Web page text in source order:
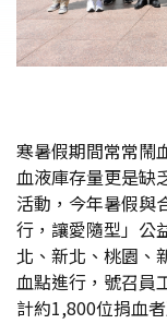
寒暑假期間常常鬧
血液庫存量更是缺
活動，今年暑假與
行，讓愛隨型」公
北、新北、桃園、
血點進行，號召員
計約1,800位捐血